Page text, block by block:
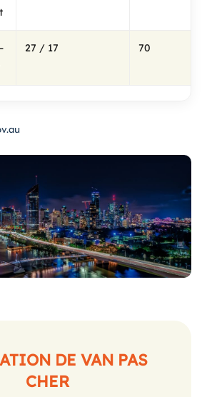
27 / 17 70
DE VAN PAS
CHER